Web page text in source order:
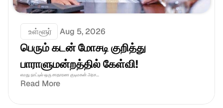
உள்ளூர் Aug 5, 2026
பெரும் கடன் மோசடி குறித்து
பாராளுமன்றத்தில் கேள்வி!
எமது நாட்டில் ஒரு சாதாரண குடிமகன் அரச...
Read More